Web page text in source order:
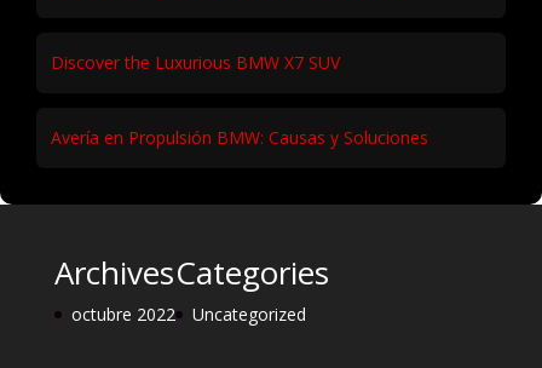
Discover the Luxurious BMW X7 SUV
Avería en Propulsión BMW: Causas y Soluciones
Archives
octubre 2022
Categories
Uncategorized